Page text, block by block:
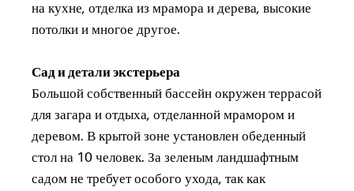
на кухне, отделка из мрамора и дерева, высокие
потолки и многое другое.
Сад и детали экстерьера
Большой собственный бассейн окружен террасой
для загара и отдыха, отделанной мрамором и
деревом. В крытой зоне установлен обеденный
стол на 10 человек. За зеленым ландшафтным
садом не требует особого ухода, так как